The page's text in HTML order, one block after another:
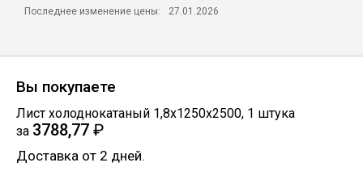
Последнее изменение цены: 27.01.2026
Вы покупаете
Лист холоднокатаный 1,8х1250х2500, 1 штука
за 3788,77 ₽
Доставка от 2 дней.